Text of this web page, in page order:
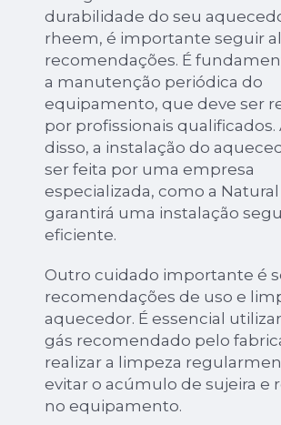
durabilidade do seu
rheem, é importante seguir
recomendações. É
a manutenção periódica do
equipamento, que deve ser
por profissionais qualificados.
disso, a instalação do
ser feita por uma empresa
especializada, como a Natural
garantirá uma instalação
eficiente.
Outro cuidado importante é
recomendações de uso e
aquecedor. É essencial
gás recomendado pelo
realizar a limpeza
evitar o acúmulo de sujeira e
no equipamento.